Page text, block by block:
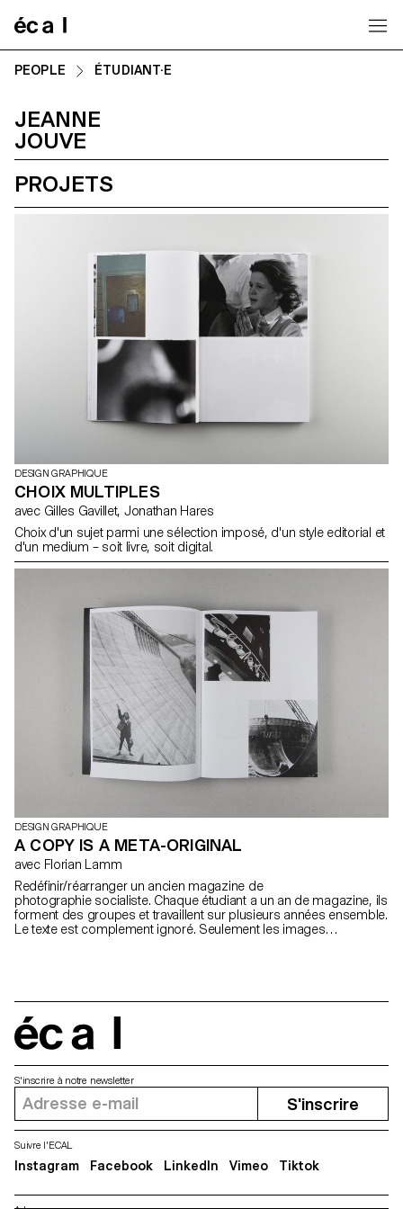
PEOPLE ÉTUDIANT·E
JEANNE
JOUVE
PROJETS
DESIGN GRAPHIQUE
CHOIX MULTIPLES
avec Gilles Gavillet, Jonathan Hares
Choix d'un sujet parmi une sélection imposé, d'un style editorial et
d'un medium – soit livre, soit digital.
DESIGN GRAPHIQUE
A COPY IS A META-ORIGINAL
avec Florian Lamm
Redéfinir/réarranger un ancien magazine de
photographie socialiste. Chaque étudiant a un an de magazine, ils
forment des groupes et travaillent sur plusieurs années ensemble.
Le texte est complement ignoré. Seulement les images
un magazine agrafé de 40 pages. Ils sont ensuite tous reliés en
un livre.
S'inscrire à notre newsletter
S'inscrire
Suivre l'ECAL
Instagram Facebook LinkedIn Vimeo Tiktok